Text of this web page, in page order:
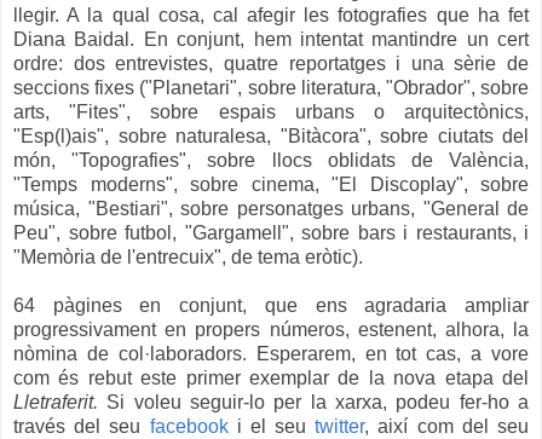
llegir. A la qual cosa, cal afegir les fotografies que ha fet
Diana Baidal. En conjunt, hem intentat mantindre un cert
ordre: dos entrevistes, quatre reportatges i una sèrie de
seccions fixes ("Planetari", sobre literatura, "Obrador", sobre
arts, "Fites", sobre espais urbans o arquitectònics,
"Esp(l)ais", sobre naturalesa, "Bitàcora", sobre ciutats del
món, "Topografies", sobre llocs oblidats de València,
"Temps moderns", sobre cinema, "El Discoplay", sobre
música, "Bestiari", sobre personatges urbans, "General de
Peu", sobre futbol, "Gargamell", sobre bars i restaurants, i
"Memòria de l'entrecuix", de tema eròtic).
64 pàgines en conjunt, que ens agradaria ampliar
progressivament en propers números, estenent, alhora, la
nòmina de col·laboradors. Esperarem, en tot cas, a vore
com és rebut este primer exemplar de la nova etapa del
Lletraferit. Si voleu seguir-lo per la xarxa, podeu fer-ho a
través del seu facebooki el seutwitter, així com del seu